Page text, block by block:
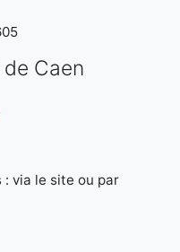
Caen
via le site ou par